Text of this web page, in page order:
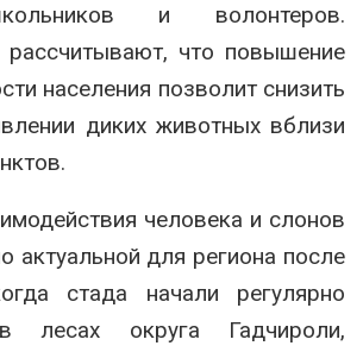
и волонтеров.
рассчитывают, что повышение
населения позволит снизить
диких животных вблизи
человека и слонов
актуальной для региона после
стада начали регулярно
лесах округа Гадчироли,